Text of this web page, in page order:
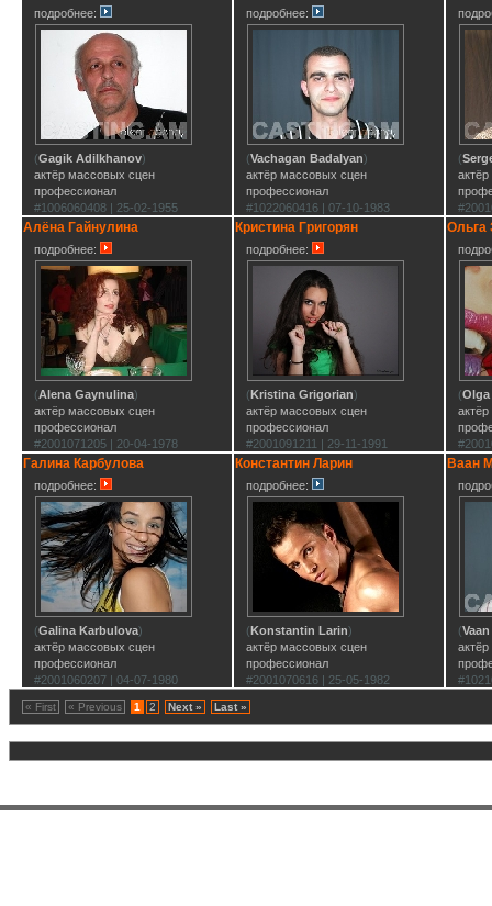
подробнее:
(Gagik Adilkhanov)
актёр массовых сцен
профессионал
#1006060408 | 25-02-1955
подробнее:
(Vachagan Badalyan)
актёр массовых сцен
профессионал
#1022060416 | 07-10-1983
(
Алёна Гайнулина
подробнее:
(Alena Gaynulina)
актёр массовых сцен
профессионал
#2001071205 | 20-04-1978
Кристина Григорян
подробнее:
(Kristina Grigorian)
актёр массовых сцен
профессионал
#2001091211 | 29-11-1991
Ольга
(
Галина Карбулова
подробнее:
(Galina Karbulova)
актёр массовых сцен
профессионал
#2001060207 | 04-07-1980
Константин Ларин
подробнее:
(Konstantin Larin)
актёр массовых сцен
профессионал
#2001070616 | 25-05-1982
Ваан
(
« First « Previous 1 2 Next » Last »